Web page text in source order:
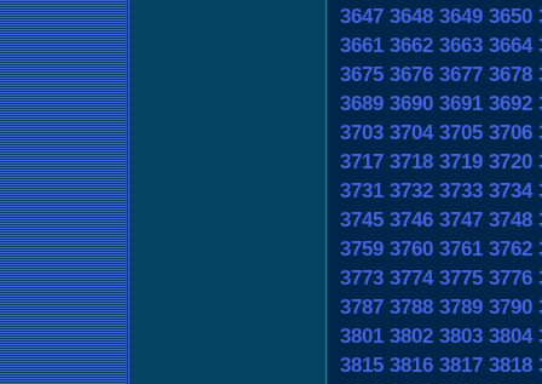
3647 3648 3649 3650
3661 3662 3663 3664
3675 3676 3677 3678
3689 3690 3691 3692
3703 3704 3705 3706
3717 3718 3719 3720
3731 3732 3733 3734
3745 3746 3747 3748
3759 3760 3761 3762
3773 3774 3775 3776
3787 3788 3789 3790
3801 3802 3803 3804
3815 3816 3817 3818